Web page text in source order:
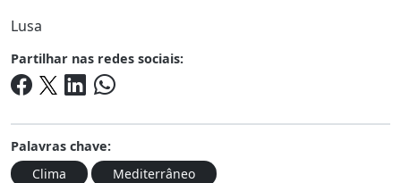
Lusa
Partilhar nas redes sociais:
Palavras chave:
Clima
Mediterrâneo